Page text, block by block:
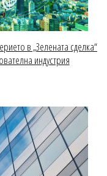
в „Зелената сделка“
индустрия